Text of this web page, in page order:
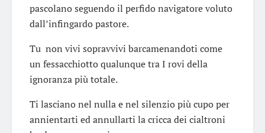
pascolano seguendo il perfido navigatore voluto
dall’infingardo pastore.
Tu non vivi sopravvivi barcamenandoti come
un fessacchiotto qualunque tra I rovi della
ignoranza più totale.
Ti lasciano nel nulla e nel silenzio più cupo per
annientarti ed annullarti la cricca dei cialtroni